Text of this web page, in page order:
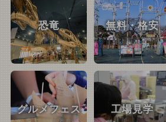
恐竜 無料・格安
グルメフェス 工場見学